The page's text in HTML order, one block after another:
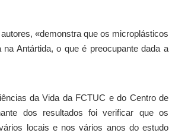
«demonstra que os microplásticos
Antártida, o que é preocupante dada a
da Vida da FCTUC e do Centro de
dos resultados foi verificar que os
locais e nos vários anos do estudo